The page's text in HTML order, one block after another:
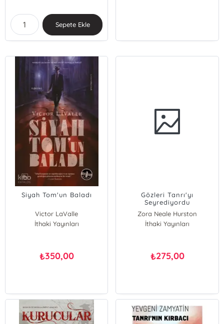
Sepete Ekle
Siyah Tom'un Baladı
Victor LaValle
İthaki Yayınları
₺350,00
Gözleri Tanrı'yı
Seyrediyordu
Zora Neale Hurston
İthaki Yayınları
₺275,00